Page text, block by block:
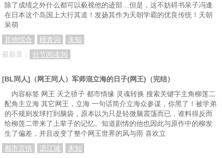
除了成绩之外什么都可以藐视他的迹部…但是，这不妨碍书呆子冯逢
在日本这个岛国上大行其道！发扬其作为天朝学霸的优良传统！天朝
呆萌
其他综合
顾青词
未知
最新章：
分节阅读36
[BL同人]（网王同人）军师混立海的日子(网王)（完结）
内容标签 网王 天之骄子 都市情缘 灵魂转换 搜索关键字主角柳莲二
配角主立海 其它网王，立海 一句话简介立海众参谋，你黑了！被学弟
的不规则发球打到脑袋，原本以为只是轻微脑震荡而已，谁料得反而
给柳莲二带来了上辈子的记忆。知道剧情的他也因此与原作中的柳发
生了偏差，并且改变了整个网王世界的风与雨 喜欢立
都市言情
沥江城
未知